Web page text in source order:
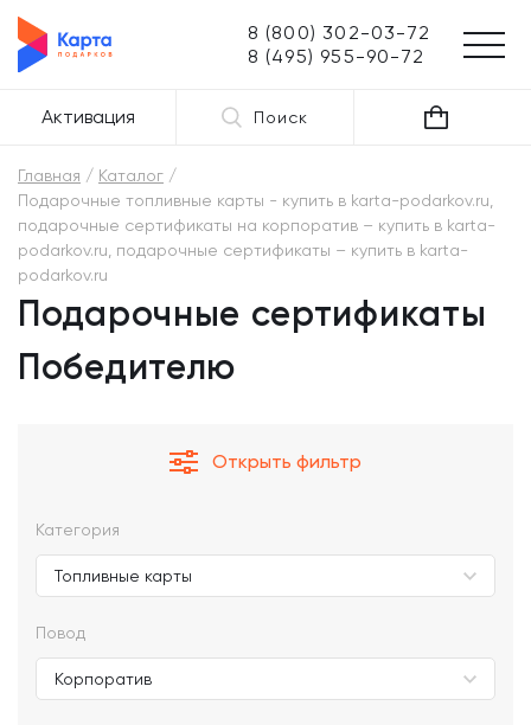
8 (800) 302-03-72
8 (495) 955-90-72
Активация Поиск
Главная
Каталог
Подарочные топливные карты - купить в karta-podarkov.ru,
подарочные сертификаты на корпоратив – купить в karta-
podarkov.ru, подарочные сертификаты – купить в karta-
podarkov.ru
Подарочные сертификаты
Победителю
Открыть фильтр
Категория
Повод